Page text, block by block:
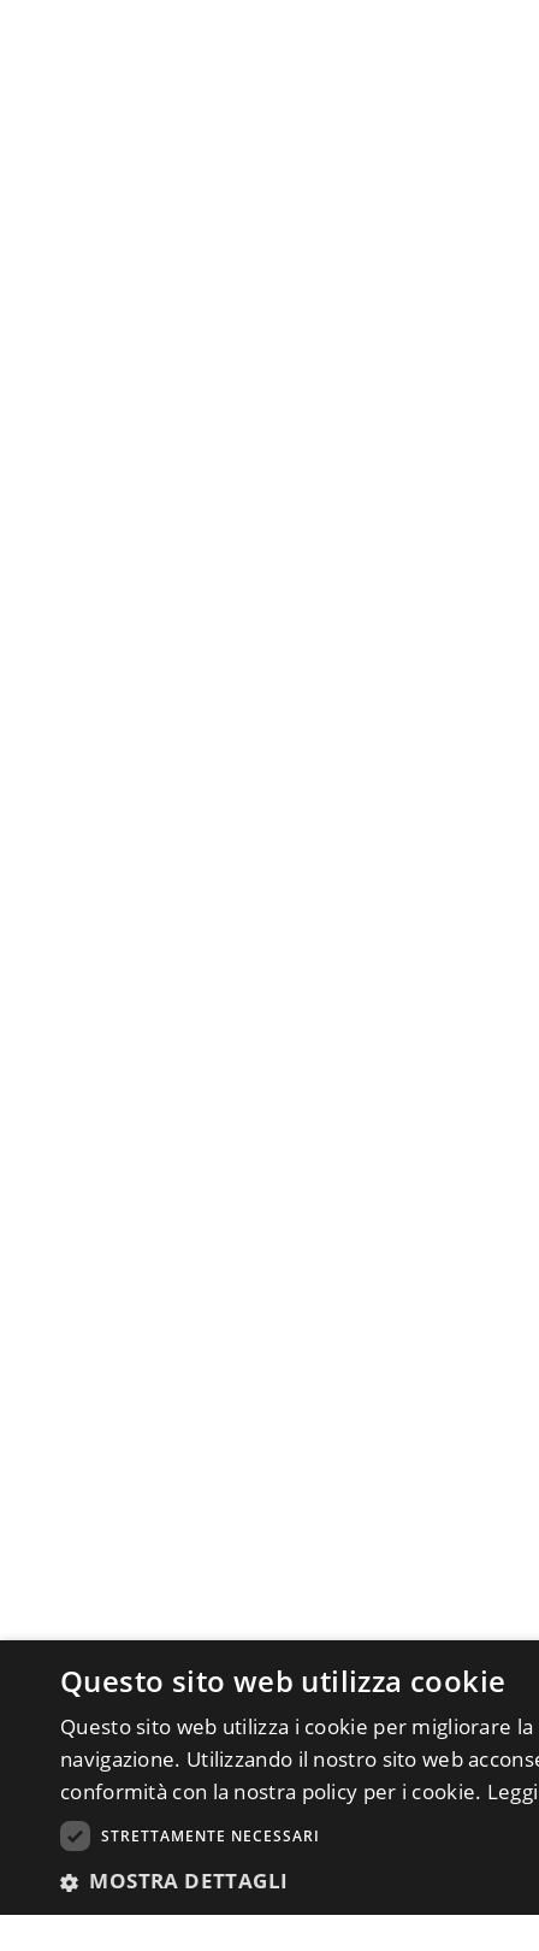
Questo sito web utilizza cookie
Questo sito web utilizza i cookie per migliorare
navigazione. Utilizzando il nostro sito web
conformità con la nostra policy per i cookie.
STRETTAMENTE NECESSARI
MOSTRA DETTAGLI